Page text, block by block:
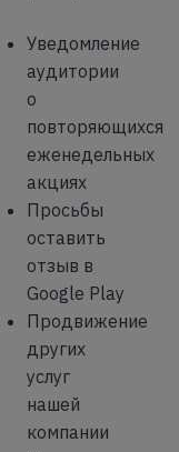
Уведомление
аудитории
о
повторяющихся
еженедельных
акциях
Просьбы
оставить
отзыв в
Google Play
Продвижение
других
услуг
нашей
компании